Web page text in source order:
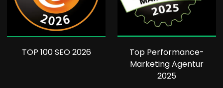
TOP 100 SEO 2026
Top Performance-
Marketing Agentur
2025